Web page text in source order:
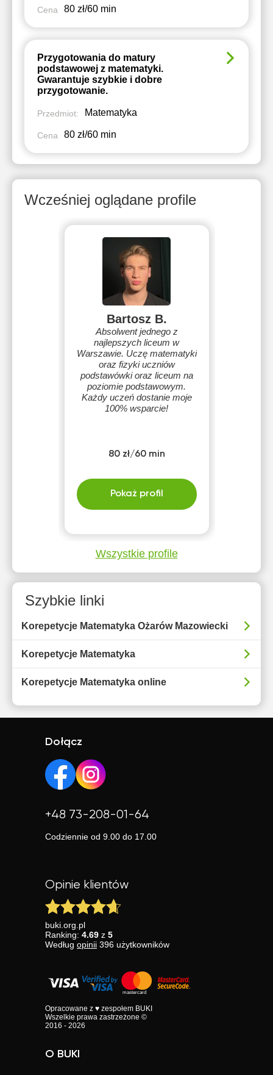
Cena 80 zł/60 min
Przygotowania do matury
podstawowej z matematyki.
Gwarantuje szybkie i dobre
przygotowanie.
Przedmiot: Matematyka
Cena 80 zł/60 min
Wcześniej oglądane profile
Bartosz B.
Absolwent jednego z
najlepszych liceum w
Warszawie. Uczę matematyki
oraz fizyki uczniów
podstawówki oraz liceum na
poziomie podstawowym.
Każdy uczeń dostanie moje
100% wsparcie!
80 zł/60 min
Pokaż profil
Wszystkie profile
Szybkie linki
Korepetycje Matematyka Ożarów Mazowiecki
Korepetycje Matematyka
Korepetycje Matematyka online
Dołącz
+48 73-208-01-64
Codziennie od 9.00 do 17.00
Opinie klientów
buki.org.pl
Ranking: 4.69 z 5
Według opinii 396 użytkowników
Opracowane z ♥ zespołem BUKI
Wszelkie prawa zastrzeżone ©
2016 - 2026
O BUKI